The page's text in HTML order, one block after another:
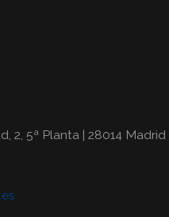
2, 5ª Planta | 28014 Madrid